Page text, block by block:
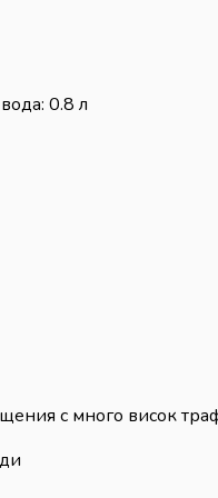
0.8 л
с много висок